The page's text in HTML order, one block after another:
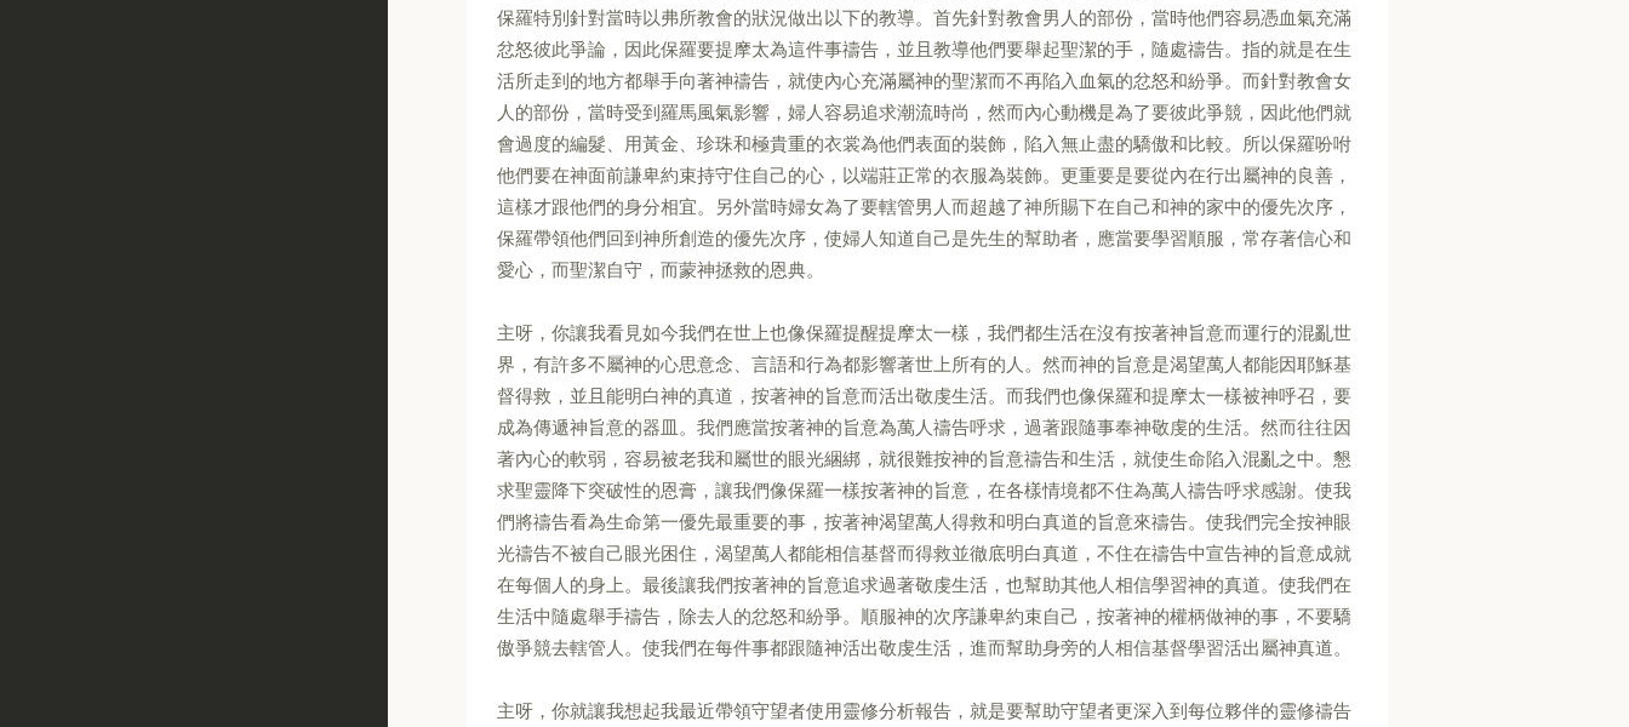
保羅特別針對當時以弗所教會的狀況做出以下的教導。首先針對教會男人的部份，當時他們容易憑血氣充滿
忿怒彼此爭論，因此保羅要提摩太為這件事禱告，並且教導他們要舉起聖潔的手，隨處禱告。指的就是在生
活所走到的地方都舉手向著神禱告，就使內心充滿屬神的聖潔而不再陷入血氣的忿怒和紛爭。而針對教會女
人的部份，當時受到羅馬風氣影響，婦人容易追求潮流時尚，然而內心動機是為了要彼此爭競，因此他們就
會過度的編髮、用黃金、珍珠和極貴重的衣裳為他們表面的裝飾，陷入無止盡的驕傲和比較。所以保羅吩咐
他們要在神面前謙卑約束持守住自己的心，以端莊正常的衣服為裝飾。更重要是要從內在行出屬神的良善，
這樣才跟他們的身分相宜。另外當時婦女為了要轄管男人而超越了神所賜下在自己和神的家中的優先次序，
保羅帶領他們回到神所創造的優先次序，使婦人知道自己是先生的幫助者，應當要學習順服，常存著信心和
愛心，而聖潔自守，而蒙神拯救的恩典。
主呀，你讓我看見如今我們在世上也像保羅提醒提摩太一樣，我們都生活在沒有按著神旨意而運行的混亂世
界，有許多不屬神的心思意念、言語和行為都影響著世上所有的人。然而神的旨意是渴望萬人都能因耶穌基
督得救，並且能明白神的真道，按著神的旨意而活出敬虔生活。而我們也像保羅和提摩太一樣被神呼召，要
成為傳遞神旨意的器皿。我們應當按著神的旨意為萬人禱告呼求，過著跟隨事奉神敬虔的生活。然而往往因
著內心的軟弱，容易被老我和屬世的眼光綑綁，就很難按神的旨意禱告和生活，就使生命陷入混亂之中。懇
求聖靈降下突破性的恩膏，讓我們像保羅一樣按著神的旨意，在各樣情境都不住為萬人禱告呼求感謝。使我
們將禱告看為生命第一優先最重要的事，按著神渴望萬人得救和明白真道的旨意來禱告。使我們完全按神眼
光禱告不被自己眼光困住，渴望萬人都能相信基督而得救並徹底明白真道，不住在禱告中宣告神的旨意成就
在每個人的身上。最後讓我們按著神的旨意追求過著敬虔生活，也幫助其他人相信學習神的真道。使我們在
生活中隨處舉手禱告，除去人的忿怒和紛爭。順服神的次序謙卑約束自己，按著神的權柄做神的事，不要驕
傲爭競去轄管人。使我們在每件事都跟隨神活出敬虔生活，進而幫助身旁的人相信基督學習活出屬神真道。
主呀，你就讓我想起我最近帶領守望者使用靈修分析報告，就是要幫助守望者更深入到每位夥伴的靈修禱告